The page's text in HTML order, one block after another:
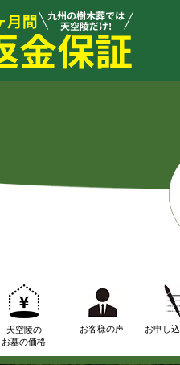
天空陵の
お墓の価格
お客様の声 お申し